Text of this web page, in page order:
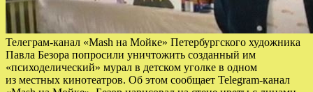
Телеграм-канал «Mash на Мойке» Петербургского художника
Павла Безора попросили уничтожить созданный им
«психоделический» мурал в детском уголке в одном
из местных кинотеатров. Об этом сообщает Telegram-канал